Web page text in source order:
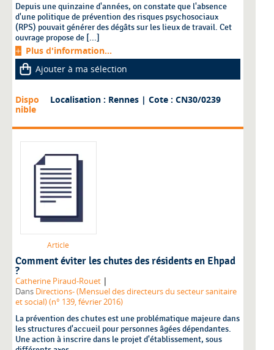
Depuis une quinzaine d'années, on constate que l'absence
d'une politique de prévention des risques psychosociaux
(RPS) pouvait générer des dégâts sur les lieux de travail. Cet
ouvrage propose de [...]
Plus d'information...
Ajouter à ma sélection
Dispo
nible
Localisation : Rennes | Cote : CN30/0239
Article
Comment éviter les chutes des résidents en Ehpad
?
Catherine Piraud-Rouet |
Dans Directions- (Mensuel des directeurs du secteur sanitaire
et social) (n° 139, février 2016)
La prévention des chutes est une problématique majeure dans
les structures d'accueil pour personnes âgées dépendantes.
Une action à inscrire dans le projet d'établissement, sous